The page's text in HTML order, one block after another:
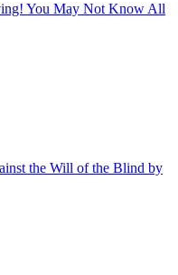
You May Not Know All
the Will of the Blind by